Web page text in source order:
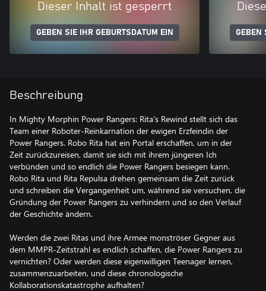
Dieser Inhalt ist gesperrt
GEBEN SIE IHR GEBURTSDATUM EIN GEBEN
Beschreibung
In Mighty Morphin Power Rangers: Rita's Rewind stellt sich das
Team einer Roboter-Reinkarnation der ewigen Erzfeindin der
Power Rangers. Robo Rita hat ein Portal erschaffen, um in der
Zeit zurückzureisen, damit sie sich mit ihrem jüngeren Ich
verbünden und so endlich die Power Rangers besiegen kann.
Robo Rita und Rita Repulsa drehen gemeinsam die Zeit zurück
und schreiben die Vergangenheit um, während sie versuchen, die
Gründung der Power Rangers zu verhindern und so den Verlauf
der Geschichte ändern.
Werden die zwei Ritas und ihre Armee monströser Gegner aus
dem MMPR-Zeitstrahl es endlich schaffen, die Power Rangers zu
vernichten? Oder werden diese eigenwilligen Teenager lernen,
zusammenzuarbeiten, und diese chronologische
Kollaborationskatastrophe aufhalten?